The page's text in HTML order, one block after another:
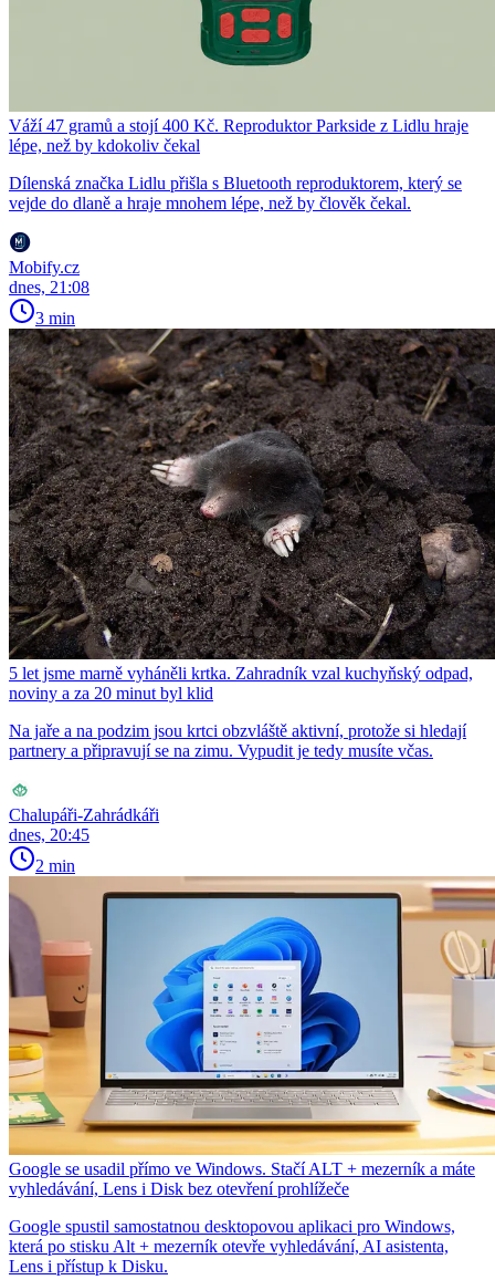
Váží 47 gramů a stojí 400 Kč. Reproduktor Parkside z Lidlu hraje
lépe, než by kdokoliv čekal
Dílenská značka Lidlu přišla s Bluetooth reproduktorem, který se
vejde do dlaně a hraje mnohem lépe, než by člověk čekal.
Mobify.cz
dnes, 21:08
3 min
5 let jsme marně vyháněli krtka. Zahradník vzal kuchyňský odpad,
noviny a za 20 minut byl klid
Na jaře a na podzim jsou krtci obzvláště aktivní, protože si hledají
partnery a připravují se na zimu. Vypudit je tedy musíte včas.
Chalupáři-Zahrádkáři
dnes, 20:45
2 min
Google se usadil přímo ve Windows. Stačí ALT + mezerník a máte
vyhledávání, Lens i Disk bez otevření prohlížeče
Google spustil samostatnou desktopovou aplikaci pro Windows,
která po stisku Alt + mezerník otevře vyhledávání, AI asistenta,
Lens i přístup k Disku.